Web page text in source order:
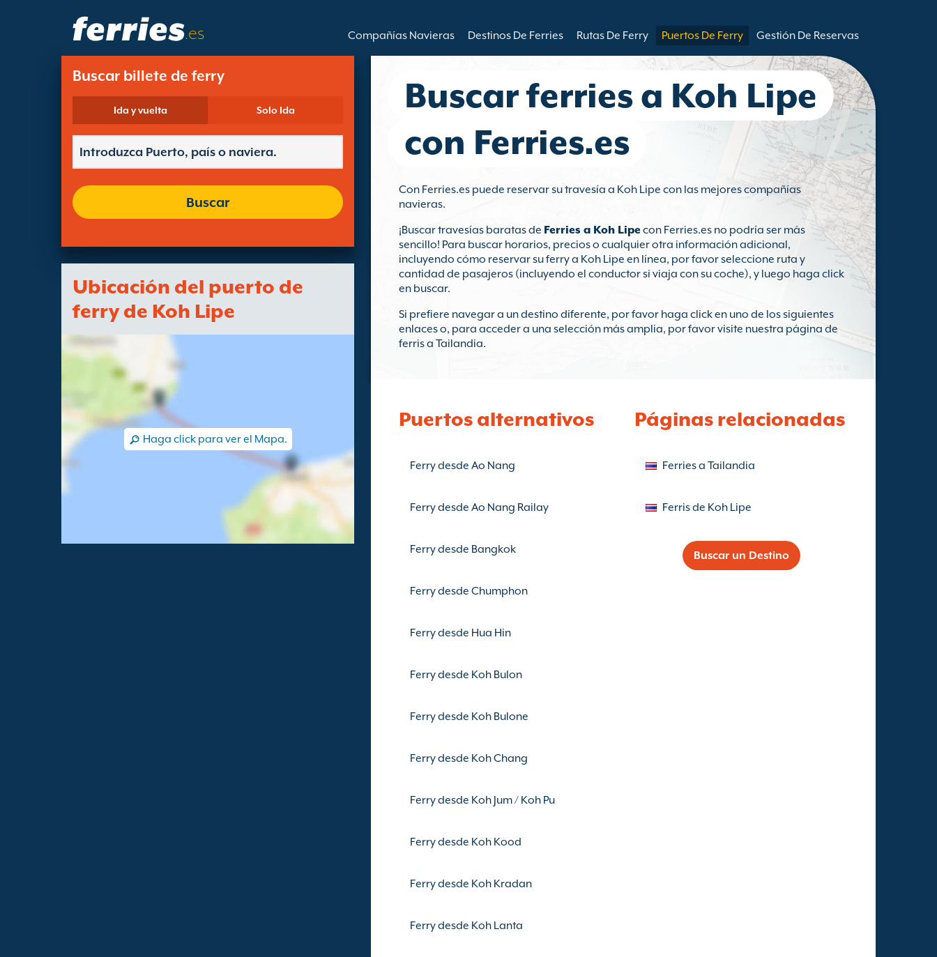
.es Compañías Navieras Destinos De Ferries Rutas De Ferry Puertos De Ferry Gestión De Reservas
Buscar billete de ferry
Ida y vuelta Solo Ida
Buscar
Ubicación del puerto de
ferry de Koh Lipe
Haga click para ver el Mapa.
Buscar ferries a Koh Lipe
con Ferries.es
Con Ferries.es puede reservar su travesía a Koh Lipe con las mejores compañías
navieras.
¡Buscar travesías baratas de Ferries a Koh Lipecon Ferries.es no podría ser más
sencillo! Para buscar horarios, precios o cualquier otra información adicional,
incluyendo cómo reservar su ferry a Koh Lipe en línea, por favor seleccione ruta y
cantidad de pasajeros (incluyendo el conductor si viaja con su coche), y luego haga click
en buscar.
Si prefiere navegar a un destino diferente, por favor haga click en uno de los siguientes
enlaces o, para acceder a una selección más amplia, por favor visite nuestra página de
ferris a Tailandia.
Puertos alternativos
Ferry desde Ao Nang
Ferry desde Ao Nang Railay
Ferry desde Bangkok
Ferry desde Chumphon
Ferry desde Hua Hin
Ferry desde Koh Bulon
Ferry desde Koh Bulone
Ferry desde Koh Chang
Ferry desde Koh Jum / Koh Pu
Ferry desde Koh Kood
Ferry desde Koh Kradan
Ferry desde Koh Lanta
Páginas relacionadas
Ferries a Tailandia
Ferris de Koh Lipe
Buscar un Destino